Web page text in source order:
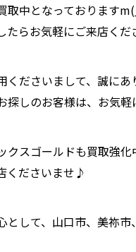
取中となっております
たらお気軽にご来店く
ださいまして、誠にあ
探しのお客様は、お気
スゴールドも買取強化
くださいませ♪
として、山口市、美祢